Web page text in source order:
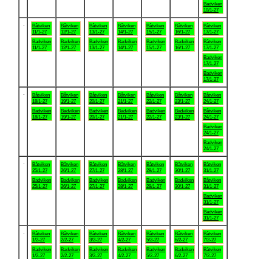
Badviken
10/1-27
Båtviken
11/1-27
Badviken
11/1-27
Båtviken
12/1-27
Badviken
12/1-27
Båtviken
13/1-27
Badviken
13/1-27
Båtviken
14/1-27
Badviken
14/1-27
Båtviken
15/1-27
Badviken
15/1-27
Båtviken
16/1-27
Badviken
16/1-27
Båtviken
17/1-27
Båtviken
17/1-27
Badviken
17/1-27
Badviken
17/1-27
Båtviken
18/1-27
Badviken
18/1-27
Båtviken
19/1-27
Badviken
19/1-27
Båtviken
20/1-27
Badviken
20/1-27
Båtviken
21/1-27
Badviken
21/1-27
Båtviken
22/1-27
Badviken
22/1-27
Båtviken
23/1-27
Badviken
23/1-27
Båtviken
24/1-27
Båtviken
24/1-27
Badviken
24/1-27
Badviken
24/1-27
Båtviken
25/1-27
Badviken
25/1-27
Båtviken
26/1-27
Badviken
26/1-27
Båtviken
27/1-27
Badviken
27/1-27
Båtviken
28/1-27
Badviken
28/1-27
Båtviken
29/1-27
Badviken
29/1-27
Båtviken
30/1-27
Badviken
30/1-27
Båtviken
31/1-27
Båtviken
31/1-27
Badviken
31/1-27
Badviken
31/1-27
Båtviken
1/2-27
Badviken
1/2-27
Båtviken
2/2-27
Badviken
2/2-27
Båtviken
3/2-27
Badviken
3/2-27
Båtviken
4/2-27
Badviken
4/2-27
Båtviken
5/2-27
Badviken
5/2-27
Båtviken
6/2-27
Badviken
6/2-27
Båtviken
7/2-27
Båtviken
7/2-27